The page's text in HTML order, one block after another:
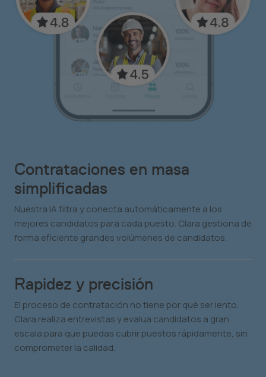
Contrataciones en masa
simplificadas
Nuestra IA filtra y conecta automáticamente a los
mejores candidatos para cada puesto. Clara gestiona de
forma eficiente grandes volúmenes de candidatos.
Rapidez y precisión
El proceso de contratación no tiene por qué ser lento.
Clara realiza entrevistas y evalua candidatos a gran
escala para que puedas cubrir puestos rápidamente, sin
comprometer la calidad.